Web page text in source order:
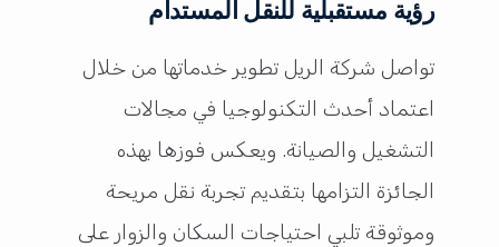
رؤية مستقبلية للنقل المستدام
تواصل شركة الريل تطوير خدماتها من خلال
اعتماد أحدث التكنولوجيا في مجالات
التشغيل والصيانة. ويعكس فوزها بهذه
الجائزة التزامها بتقديم تجربة نقل مريحة
وموثوقة تلبي احتياجات السكان والزوار على